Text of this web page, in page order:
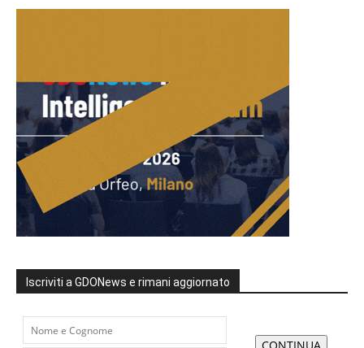
Iscriviti a GDONews e rimani aggiornato